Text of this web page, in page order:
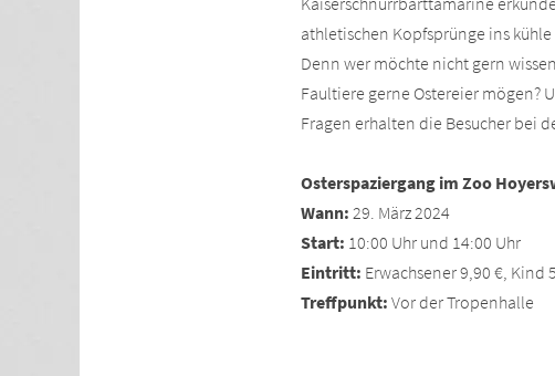
athletischen Kopfsprünge ins
Denn wer möchte nicht gern
Faultiere gerne Ostereier mögen?
Fragen erhalten die Besucher bei
Osterspaziergang im Zoo
Wann: 29. März 2024
Start: 10:00 Uhr und 14:00 Uhr
Eintritt: Erwachsener 9,90 €, Kind
Treffpunkt: Vor der Tropenhalle